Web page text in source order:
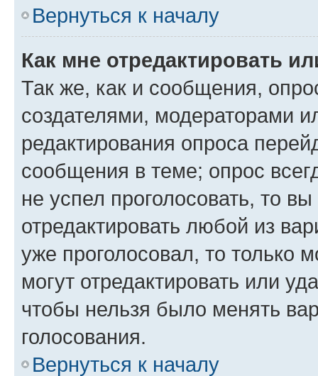
Вернуться к началу
Как мне отредактировать
Так же, как и сообщения,
создателями, модераторами
редактирования опроса
сообщения в теме; опрос
не успел проголосовать, то
отредактировать любой из
уже проголосовал, то только
могут отредактировать или
чтобы нельзя было менять
голосования.
Вернуться к началу